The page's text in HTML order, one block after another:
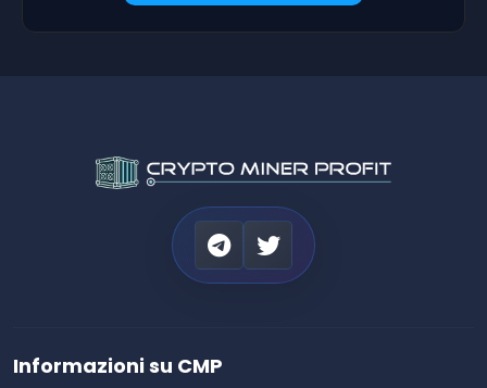
Informazioni su CMP